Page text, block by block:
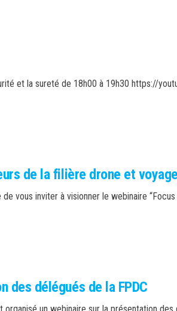
et la sureté de 18h00 à 19h30 https://
de la filière drone et
vous inviter à visionner le webinaire
des délégués de la FPDC
un webinaire sur la présentation des